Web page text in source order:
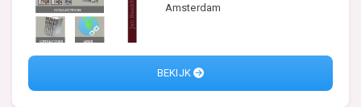
Amsterdam
BEKIJK